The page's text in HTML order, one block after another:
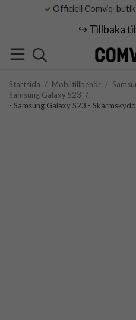
Officiell Comviq-
↪️ Tillbaka
Startsida / Mobiltillbehör /
Samsung Galaxy S23 /
- Samsung Galaxy S23 -